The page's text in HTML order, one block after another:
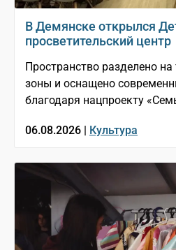
В Демянске открылся
просветительский центр
Пространство разделено
зоны и оснащено
благодаря нацпроекту
06.08.2026 | Культура